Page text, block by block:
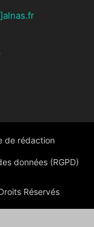
de rédaction
données (RGPD)
Réservés